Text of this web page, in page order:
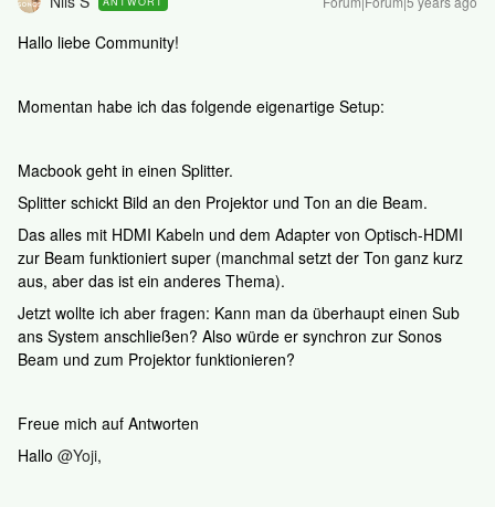
Hallo liebe Community!
Momentan habe ich das folgende eigenartige Setup:
Macbook geht in einen Splitter.
Splitter schickt Bild an den Projektor und Ton an die Beam.
Das alles mit HDMI Kabeln und dem Adapter von Optisch-HDMI
zur Beam funktioniert super (manchmal setzt der Ton ganz kurz
aus, aber das ist ein anderes Thema).
Jetzt wollte ich aber fragen: Kann man da überhaupt einen Sub
ans System anschließen? Also würde er synchron zur Sonos
Beam und zum Projektor funktionieren?
Freue mich auf Antworten
Hallo @Yoji,